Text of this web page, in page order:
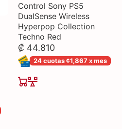
Control Sony PS5
DualSense Wireless
Hyperpop Collection
Techno Red
₡ 44.810
24 cuotas ¢1,867 x mes